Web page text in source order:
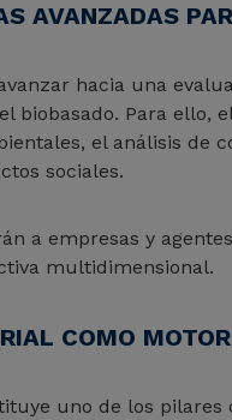
AVANZADAS
hacia una
biobasado. Para
el análisis de
sociales.
a empresas y
multidimensional.
COMO
uno de los pilares